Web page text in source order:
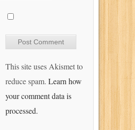
This site uses Akismet to
reduce spam. Learn how
your comment data is
processed.